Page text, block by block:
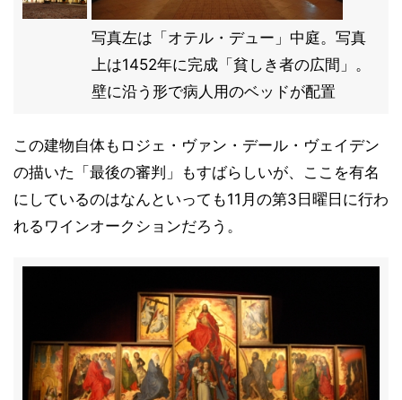
写真左は「オテル・デュー」中庭。写真
上は1452年に完成「貧しき者の広間」。
壁に沿う形で病人用のベッドが配置
この建物自体もロジェ・ヴァン・デール・ヴェイデン
の描いた「最後の審判」もすばらしいが、ここを有名
にしているのはなんといっても11月の第3日曜日に行わ
れるワインオークションだろう。